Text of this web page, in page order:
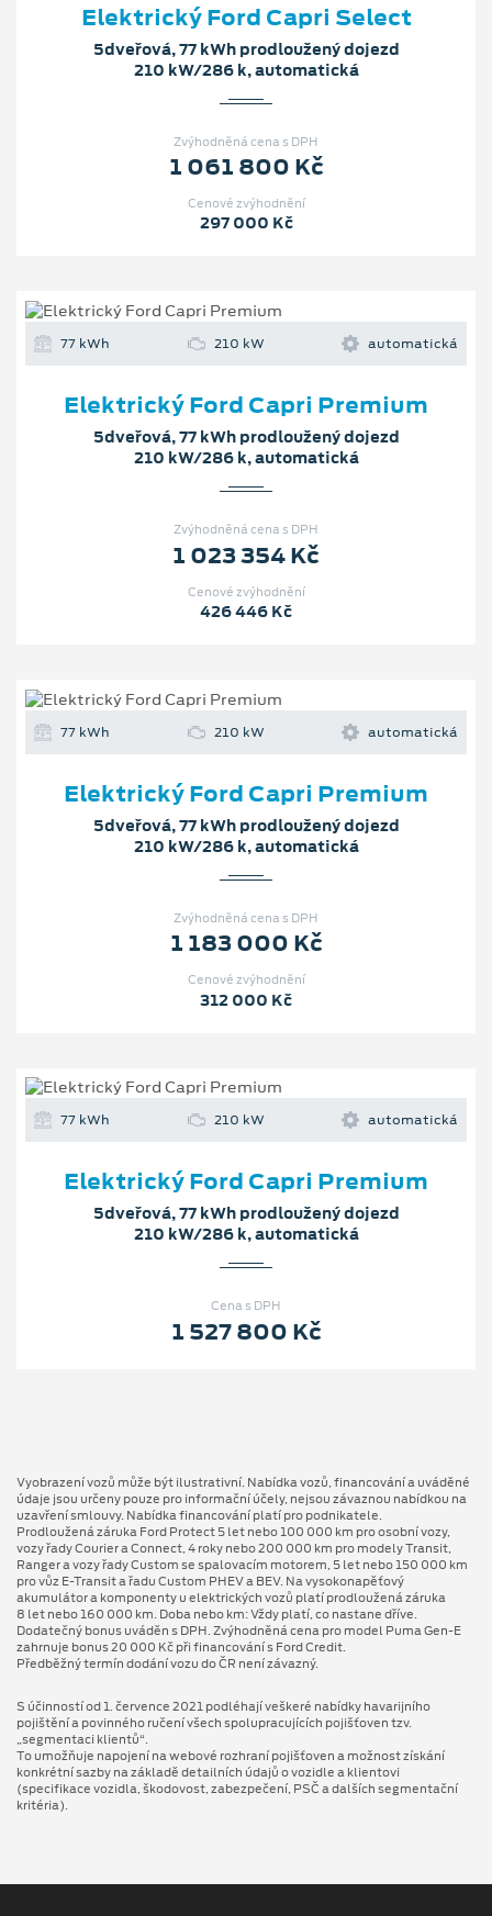
Elektrický Ford Capri Select
5dveřová, 77 kWh prodloužený dojezd
210 kW/286 k, automatická
Zvýhodněná cena s DPH
1 061 800 Kč
Cenové zvýhodnění
297 000 Kč
77 kWh 210 kW automatická
Elektrický Ford Capri Premium
5dveřová, 77 kWh prodloužený dojezd
210 kW/286 k, automatická
Zvýhodněná cena s DPH
1 023 354 Kč
Cenové zvýhodnění
426 446 Kč
77 kWh 210 kW automatická
Elektrický Ford Capri Premium
5dveřová, 77 kWh prodloužený dojezd
210 kW/286 k, automatická
Zvýhodněná cena s DPH
1 183 000 Kč
Cenové zvýhodnění
312 000 Kč
77 kWh 210 kW automatická
Elektrický Ford Capri Premium
5dveřová, 77 kWh prodloužený dojezd
210 kW/286 k, automatická
Cena s DPH
1 527 800 Kč
Vyobrazení vozů může být ilustrativní. Nabídka vozů, financování a uváděné
údaje jsou určeny pouze pro informační účely, nejsou závaznou nabídkou na
uzavření smlouvy. Nabídka financování platí pro podnikatele.
Prodloužená záruka Ford Protect 5 let nebo 100 000 km pro osobní vozy,
vozy řady Courier a Connect, 4 roky nebo 200 000 km pro modely Transit,
Ranger a vozy řady Custom se spalovacím motorem, 5 let nebo 150 000 km
pro vůz E-Transit a řadu Custom PHEV a BEV. Na vysokonapěťový
akumulátor a komponenty u elektrických vozů platí prodloužená záruka
8 let nebo 160 000 km. Doba nebo km: Vždy platí, co nastane dříve.
Dodatečný bonus uváděn s DPH. Zvýhodněná cena pro model Puma Gen⁠-⁠E
zahrnuje bonus 20 000 Kč při financování s Ford Credit.
Předběžný termín dodání vozu do ČR není závazný.
S účinností od 1. července 2021 podléhají veškeré nabídky havarijního
pojištění a povinného ručení všech spolupracujících pojišťoven tzv.
„segmentaci klientů“.
To umožňuje napojení na webové rozhraní pojišťoven a možnost získání
konkrétní sazby na základě detailních údajů o vozidle a klientovi
(specifikace vozidla, škodovost, zabezpečení, PSČ a dalších segmentační
kritéria).